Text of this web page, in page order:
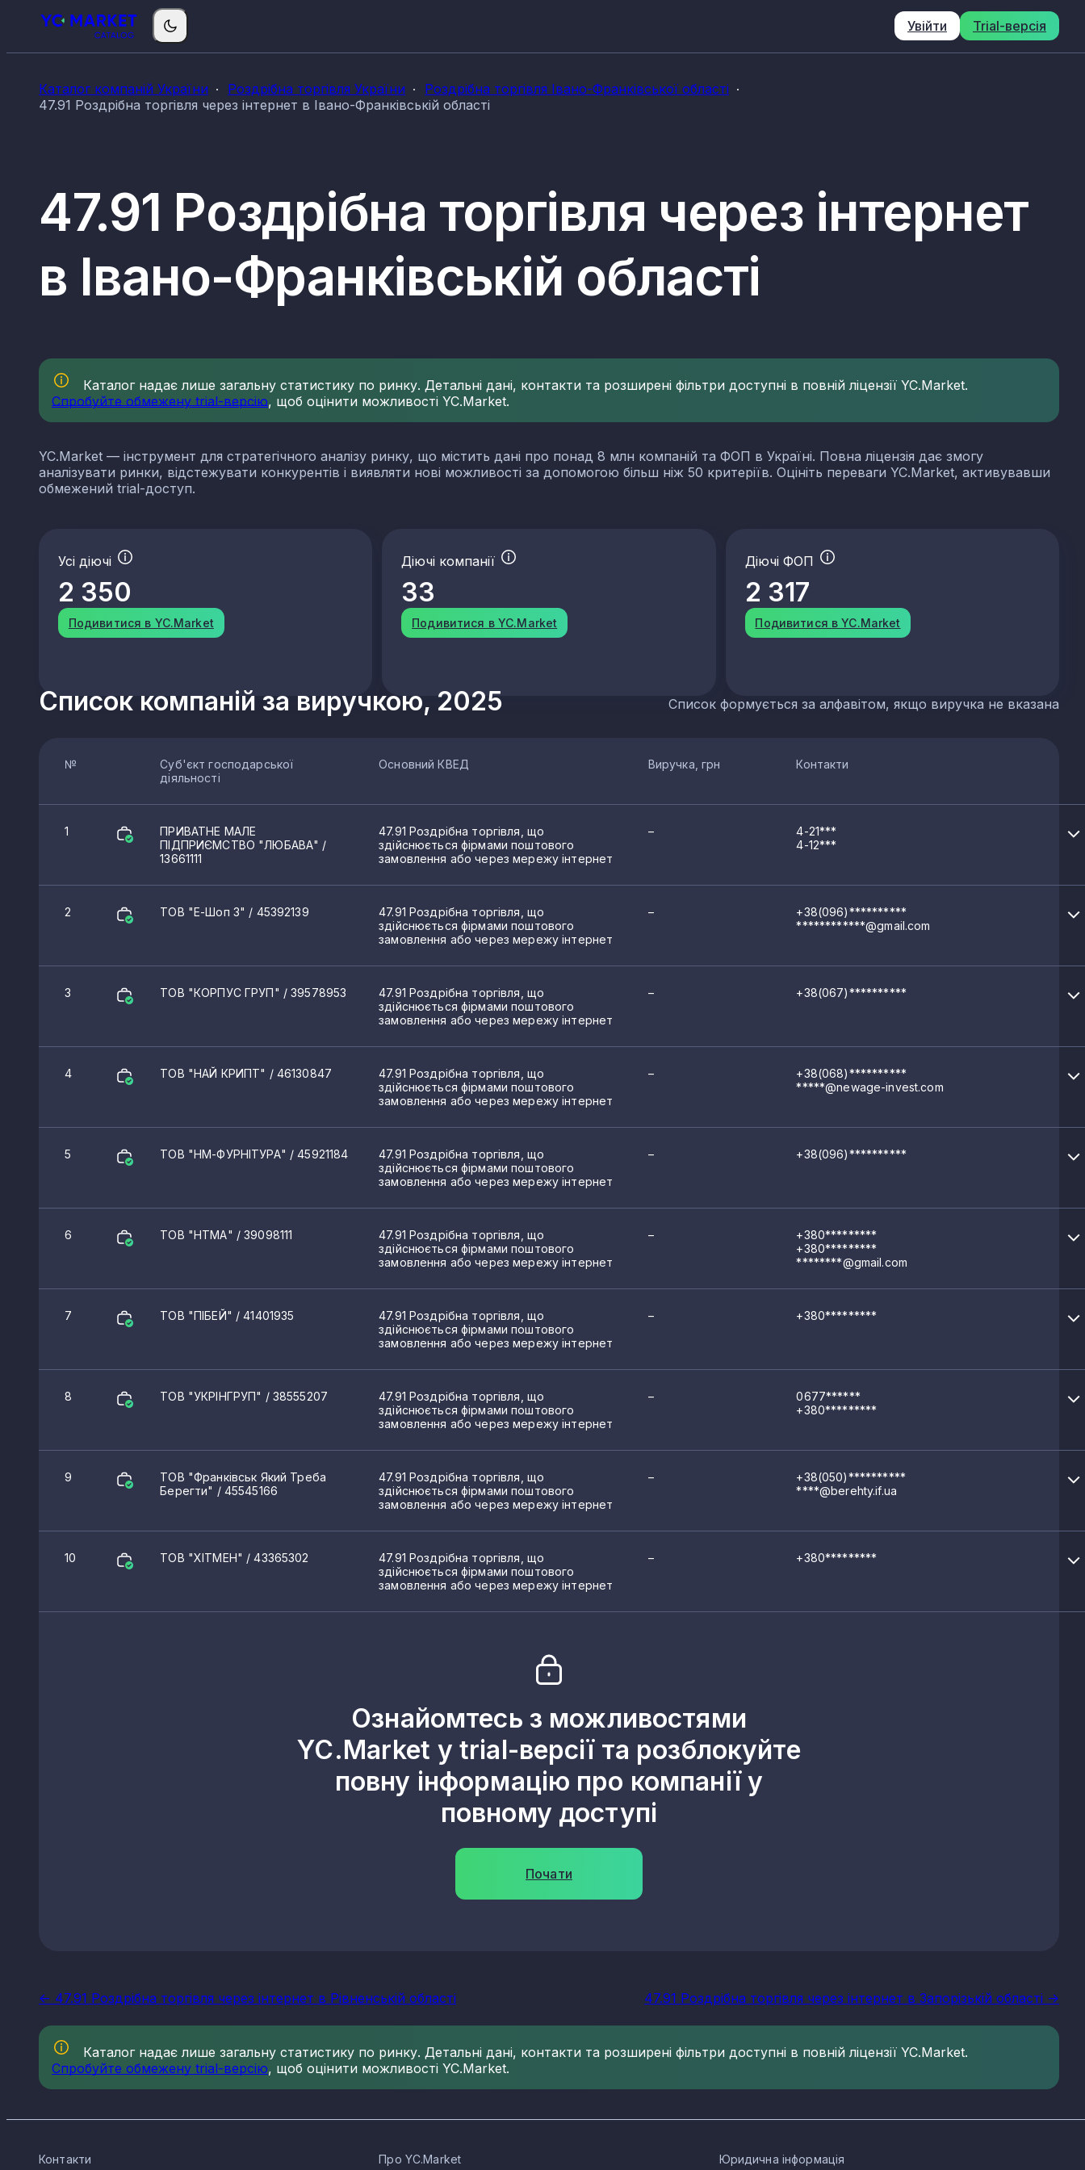
Увійти Trial-версія
Каталог компаній України Роздрібна торгівля України
Роздрібна торгівля Івано-Франківської області
47.91 Роздрібна торгівля через інтернет в Івано-Франківській області
47.91 Роздрібна торгівля через інтернет
в Івано-Франківській області
Каталог надає лише загальну статистику по ринку. Детальні дані, контакти та розширені фільтри доступні в повній ліцензії YC.Market.
Спробуйте обмежену trial-версію, щоб оцінити можливості YC.Market.
YC.Market — інструмент для стратегічного аналізу ринку, що містить дані про понад 8 млн компаній та ФОП в Україні. Повна ліцензія дає змогу
аналізувати ринки, відстежувати конкурентів і виявляти нові можливості за допомогою більш ніж 50 критеріїв. Оцініть переваги YC.Market, активувавши
обмежений trial-доступ.
Усі діючі
2 350
Подивитися в YC.Market
Діючі компанії
33
Подивитися в YC.Market
Діючі ФОП
2 317
Подивитися в YC.Market
Список компаній за виручкою, 2025 Список формується за алфавітом, якщо виручка не вказана
№
Суб'єкт господарської
діяльності
Основний КВЕД Виручка, грн Контакти
1
ПРИВАТНЕ МАЛЕ
ПІДПРИЄМСТВО "ЛЮБАВА" /
13661111
47.91 Роздрібна торгівля, що
здійснюється фірмами поштового
замовлення або через мережу інтернет
–
4-21***
4-12***
2 ТОВ "Е-Шоп 3" / 45392139
47.91 Роздрібна торгівля, що
здійснюється фірмами поштового
замовлення або через мережу інтернет
–
+38(096)**********
************@gmail.com
3 ТОВ "КОРПУС ГРУП" / 39578953
47.91 Роздрібна торгівля, що
здійснюється фірмами поштового
замовлення або через мережу інтернет
– +38(067)**********
4 ТОВ "НАЙ КРИПТ" / 46130847
47.91 Роздрібна торгівля, що
здійснюється фірмами поштового
замовлення або через мережу інтернет
–
+38(068)**********
*****@newage-invest.com
5 ТОВ "НМ-ФУРНІТУРА" / 45921184
47.91 Роздрібна торгівля, що
здійснюється фірмами поштового
замовлення або через мережу інтернет
– +38(096)**********
6 ТОВ "НТМА" / 39098111
47.91 Роздрібна торгівля, що
здійснюється фірмами поштового
замовлення або через мережу інтернет
–
+380*********
+380*********
********@gmail.com
7 ТОВ "ПІБЕЙ" / 41401935
47.91 Роздрібна торгівля, що
здійснюється фірмами поштового
замовлення або через мережу інтернет
– +380*********
8 ТОВ "УКРІНГРУП" / 38555207
47.91 Роздрібна торгівля, що
здійснюється фірмами поштового
замовлення або через мережу інтернет
–
0677******
+380*********
9
ТОВ "Франківськ Який Треба
Берегти" / 45545166
47.91 Роздрібна торгівля, що
здійснюється фірмами поштового
замовлення або через мережу інтернет
–
+38(050)**********
****@berehty.if.ua
10 ТОВ "ХІТМЕН" / 43365302
47.91 Роздрібна торгівля, що
здійснюється фірмами поштового
замовлення або через мережу інтернет
– +380*********
Ознайомтесь з можливостями
YC.Market у trial-версії та розблокуйте
повну інформацію про компанії у
повному доступі
Почати
<- 47.91 Роздрібна торгівля через інтернет в Рівненській області 47.91 Роздрібна торгівля через інтернет в Запорізькій області ->
Каталог надає лише загальну статистику по ринку. Детальні дані, контакти та розширені фільтри доступні в повній ліцензії YC.Market.
Спробуйте обмежену trial-версію, щоб оцінити можливості YC.Market.
Контакти Про YC.Market Юридична інформація